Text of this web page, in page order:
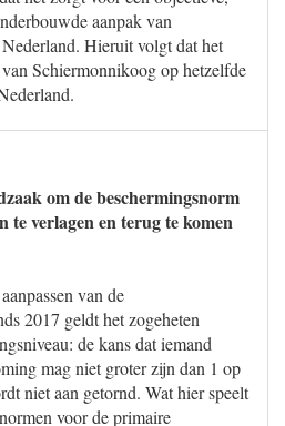
aanpak van
Hieruit volgt dat het
Schiermonnikoog op hetzelfde
om de beschermingsnorm
te verlagen en terug te komen
van de
2017 geldt het zogeheten
de kans dat iemand
mag niet groter zijn dan 1 op
niet aan getornd. Wat hier speelt
voor de primaire